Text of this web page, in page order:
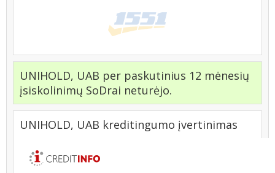
UNIHOLD, UAB per paskutinius 12 mėnesių
įsiskolinimų SoDrai neturėjo.
UNIHOLD, UAB kreditingumo įvertinimas